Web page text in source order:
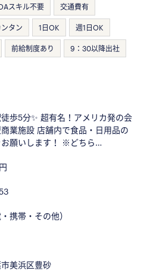
スキル不要 交通費有
ンタン 1日OK 週1日OK
前給制度あり 9：30以降出社
歩5分✨ 超有名！アメリカ発の会
業施設 店舗内で食品・日用品の
お願いします！ ※どちら…
円
携帯・その他）
美浜区豊砂